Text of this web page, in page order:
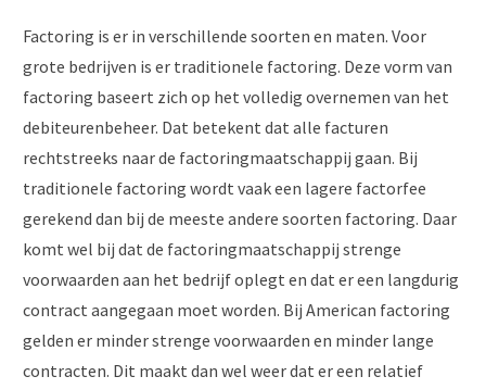
Factoring is er in verschillende soorten en maten. Voor
grote bedrijven is er traditionele factoring. Deze vorm van
factoring baseert zich op het volledig overnemen van het
debiteurenbeheer. Dat betekent dat alle facturen
rechtstreeks naar de factoringmaatschappij gaan. Bij
traditionele factoring wordt vaak een lagere factorfee
gerekend dan bij de meeste andere soorten factoring. Daar
komt wel bij dat de factoringmaatschappij strenge
voorwaarden aan het bedrijf oplegt en dat er een langdurig
contract aangegaan moet worden. Bij American factoring
gelden er minder strenge voorwaarden en minder lange
contracten. Dit maakt dan wel weer dat er een relatief